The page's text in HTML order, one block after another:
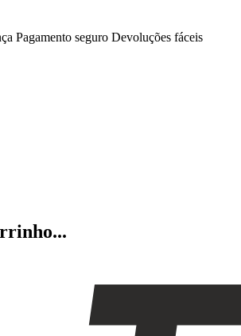
Pagamento seguro Devoluções fáceis